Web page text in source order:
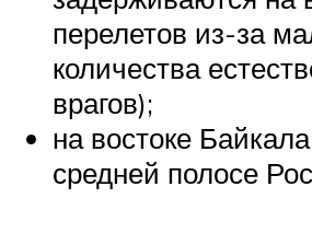
перелетов из-за
количества
врагов);
на востоке
средней полосе